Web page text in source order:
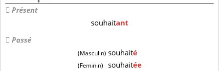
Présent
souhaitant
Passé
(Masculin) souhaité
(Feminin) souhaitée